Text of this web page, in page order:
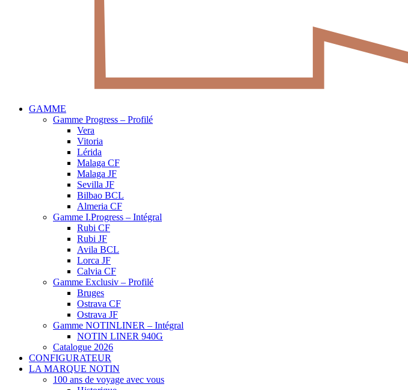
GAMME
Gamme Progress – Profilé
Vera
Vitoria
Lérida
Malaga CF
Malaga JF
Sevilla JF
Bilbao BCL
Almeria CF
Gamme I.Progress – Intégral
Rubi CF
Rubi JF
Avila BCL
Lorca JF
Calvia CF
Gamme Exclusiv – Profilé
Bruges
Ostrava CF
Ostrava JF
Gamme NOTINLINER – Intégral
NOTIN LINER 940G
Catalogue 2026
CONFIGURATEUR
LA MARQUE NOTIN
100 ans de voyage avec vous